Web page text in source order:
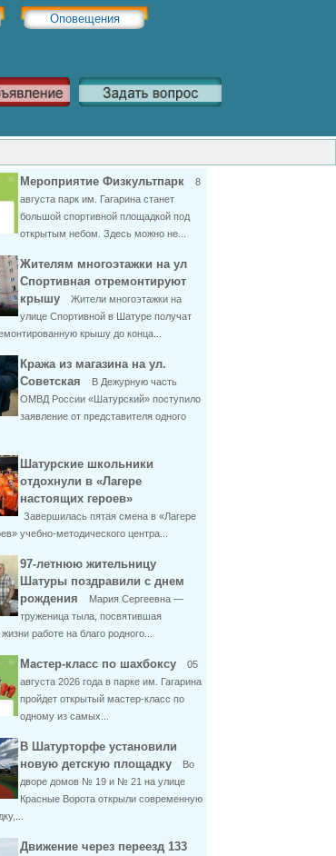
Оповещения
Мероприятие Физкультпарк
8
августа парк им. Гагарина станет
большой спортивной площадкой под
открытым небом. Здесь можно не...
Жителям многоэтажки на ул
Спортивная отремонтируют
крышу
Жители многоэтажки на
улице Спортивной в Шатуре получат
крышу до конца...
Кража из магазина на ул.
Советская
В Дежурную часть
ОМВД России «Шатурский» поступило
заявление от представителя одного
Шатурские школьники
отдохнули в «Лагере
настоящих героев»
Завершилась пятая смена в «Лагере
учебно-методического центра...
97-летнюю жительницу
Шатуры поздравили с днем
рождения
Мария Сергеевна —
труженица тыла, посвятившая
работе на благо родного...
Мастер-класс по шахбоксу
05
августа 2026 года в парке им. Гагарина
пройдет открытый мастер-класс по
одному из самых...
В Шатурторфе установили
новую детскую площадку
Во
дворе домов № 19 и № 21 на улице
Красные Ворота открыли современную
Движение через переезд 133